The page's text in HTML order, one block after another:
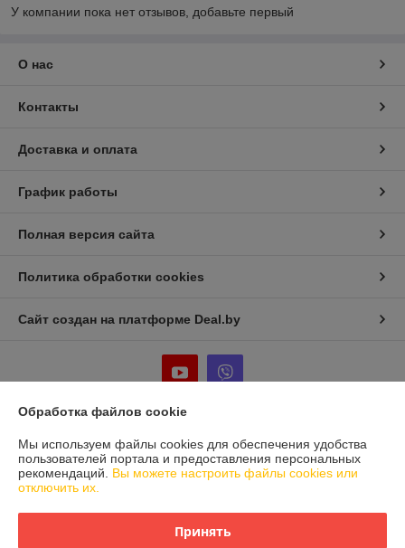
У компании пока нет отзывов, добавьте первый
О нас
Контакты
Доставка и оплата
График работы
Полная версия сайта
Политика обработки cookies
Сайт создан на платформе Deal.by
Информация для покупателя
Юридическое лицо:Частное предприятие «Фабрика Плексолл»
220007, РБ, г. Минск, ул. Фабрициуса 8, офис 1
Регистрационный номер ЕГР: 192555222
Обработка файлов cookie
Мы используем файлы cookies для обеспечения удобства
пользователей портала и предоставления персональных
рекомендаций. Вы можете настроить файлы cookies или
отключить их.
Принять